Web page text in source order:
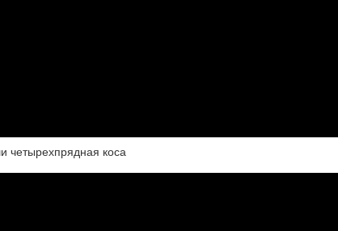
четырехпрядная коса